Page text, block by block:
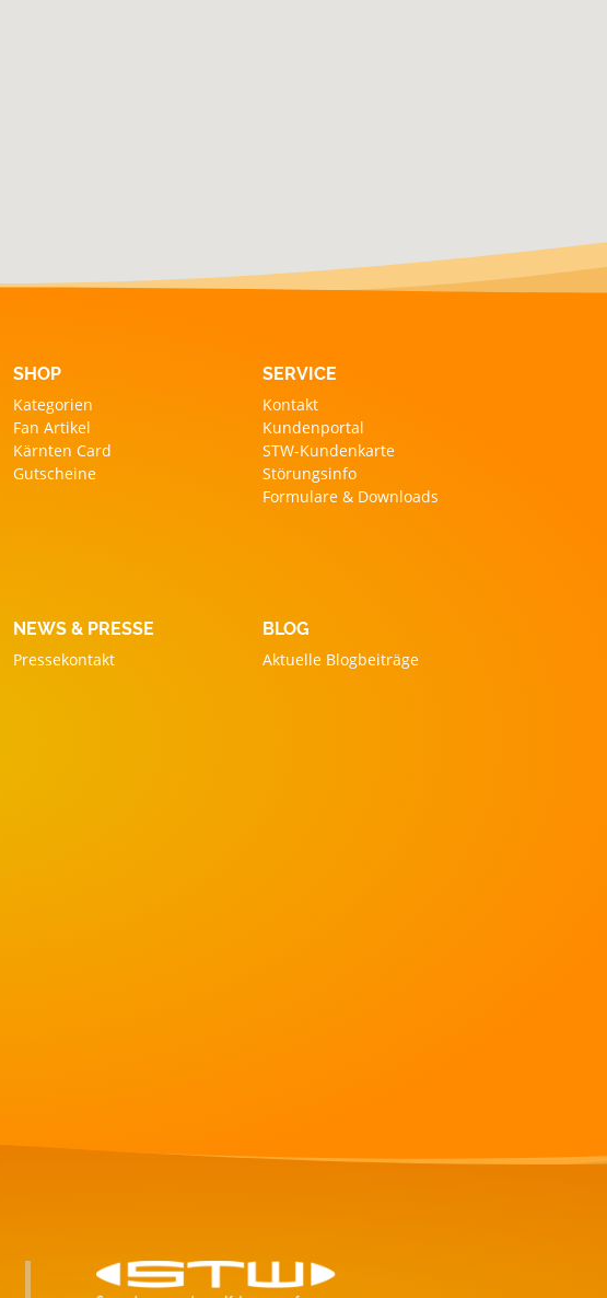
SHOP
Kategorien
Fan Artikel
Kärnten Card
Gutscheine
SERVICE
Kontakt
Kundenportal
STW-Kundenkarte
Störungsinfo
Formulare & Downloads
NEWS & PRESSE
Pressekontakt
BLOG
Aktuelle Blogbeiträge